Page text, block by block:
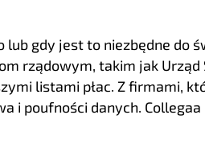
gdy jest to niezbędne do
rządowym, takim jak Urząd
listami płac. Z firmami,
i poufności danych.